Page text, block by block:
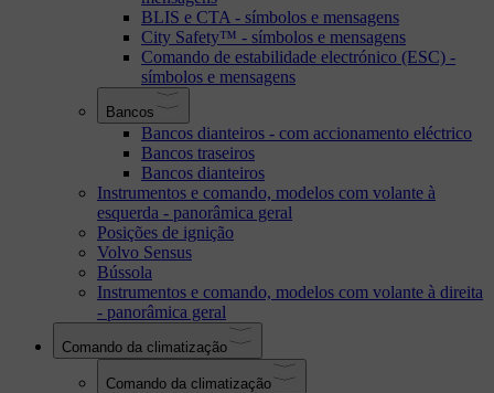
BLIS e CTA - símbolos e mensagens
City Safety™ - símbolos e mensagens
Comando de estabilidade electrónico (ESC) -
símbolos e mensagens
Bancos
Bancos dianteiros - com accionamento eléctrico
Bancos traseiros
Bancos dianteiros
Instrumentos e comando, modelos com volante à
esquerda - panorâmica geral
Posições de ignição
Volvo Sensus
Bússola
Instrumentos e comando, modelos com volante à direita
- panorâmica geral
Comando da climatização
Comando da climatização